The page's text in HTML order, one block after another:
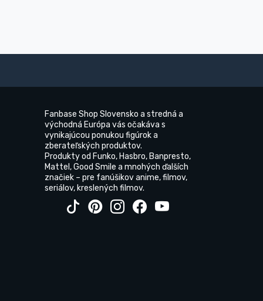
Fanbase Shop Slovensko a stredná a
východná Európa vás očakáva s
vynikajúcou ponukou figúrok a
zberateľských produktov.
Produkty od Funko, Hasbro, Banpresto,
Mattel, Good Smile a mnohých ďalších
značiek – pre fanúšikov anime, filmov,
seriálov, kreslených filmov.